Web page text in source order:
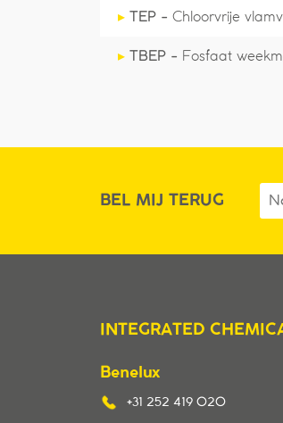
▸ TEP - Chloorvrije
▸ TBEP - Fosfaat
BEL MIJ TERUG
INTEGRATED
Benelux
+31 252 419 020